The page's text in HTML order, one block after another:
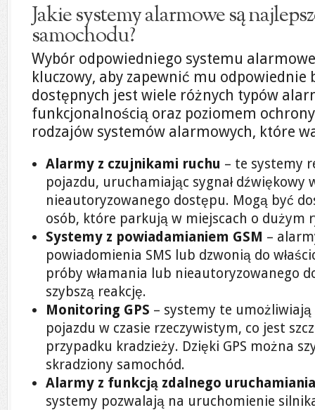
Jakie systemy alarmowe są
samochodu?
Wybór odpowiedniego systemu
kluczowy, aby zapewnić mu odpowiednie
dostępnych jest wiele różnych typów
funkcjonalnością oraz poziomem
rodzajów systemów alarmowych, które
Alarmy z czujnikami ruchu – te systemy
pojazdu, uruchamiając sygnał dźwiękowy
nieautoryzowanego dostępu. Mogą być
osób, które parkują w miejscach o dużym
Systemy z powiadamianiem GSM –
powiadomienia SMS lub dzwonią do
próby włamania lub nieautoryzowanego
szybszą reakcję.
Monitoring GPS – systemy te
pojazdu w czasie rzeczywistym, co jest
przypadku kradzieży. Dzięki GPS można
skradziony samochód.
Alarmy z funkcją zdalnego
systemy pozwalają na uruchomienie